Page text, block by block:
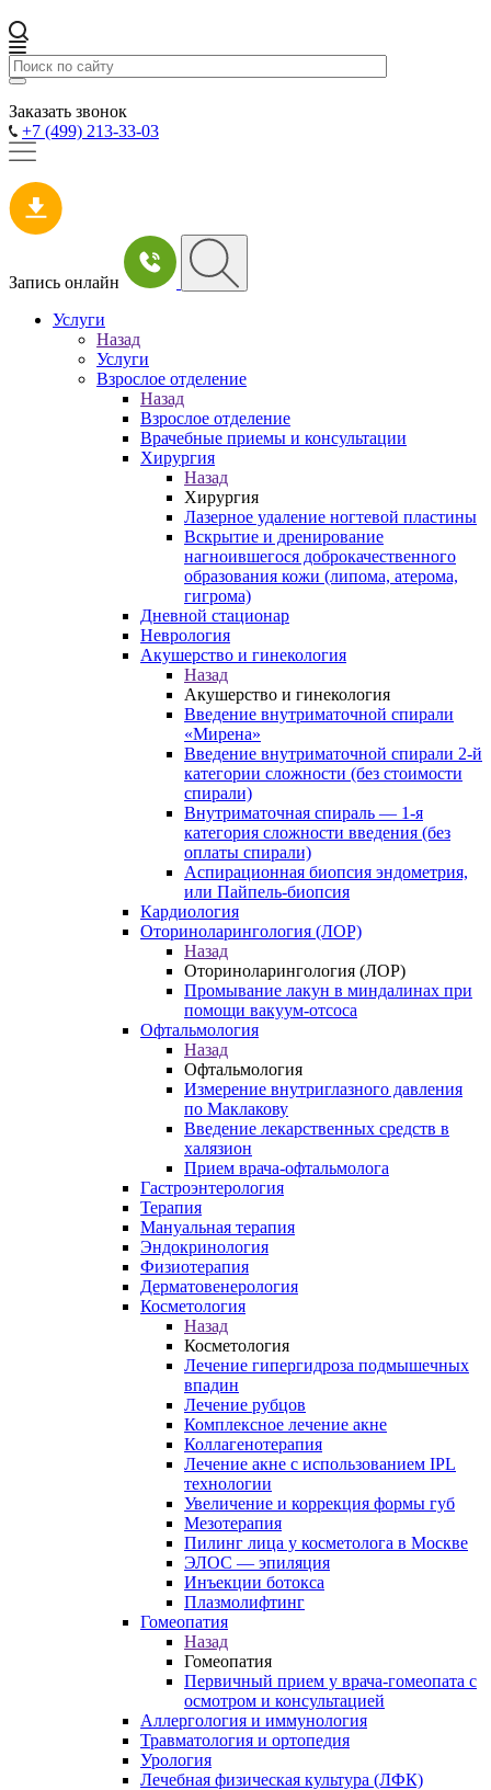
Заказать звонок
+7 (499) 213-33-03
Запись онлайн
Услуги
Назад
Услуги
Взрослое отделение
Назад
Взрослое отделение
Врачебные приемы и консультации
Хирургия
Назад
Хирургия
Лазерное удаление ногтевой пластины
Вскрытие и дренирование
нагноившегося доброкачественного
образования кожи (липома, атерома,
гигрома)
Дневной стационар
Неврология
Акушерство и гинекология
Назад
Акушерство и гинекология
Введение внутриматочной спирали
«Мирена»
Введение внутриматочной спирали 2-й
категории сложности (без стоимости
спирали)
Внутриматочная спираль — 1-я
категория сложности введения (без
оплаты спирали)
Аспирационная биопсия эндометрия,
или Пайпель-биопсия
Кардиология
Оториноларингология (ЛОР)
Назад
Оториноларингология (ЛОР)
Промывание лакун в миндалинах при
помощи вакуум-отсоса
Офтальмология
Назад
Офтальмология
Измерение внутриглазного давления
по Маклакову
Введение лекарственных средств в
халязион
Прием врача-офтальмолога
Гастроэнтерология
Терапия
Мануальная терапия
Эндокринология
Физиотерапия
Дерматовенерология
Косметология
Назад
Косметология
Лечение гипергидроза подмышечных
впадин
Лечение рубцов
Комплексное лечение акне
Коллагенотерапия
Лечение акне с использованием IPL
технологии
Увеличение и коррекция формы губ
Мезотерапия
Пилинг лица у косметолога в Москве
ЭЛОС — эпиляция
Инъекции ботокса
Плазмолифтинг
Гомеопатия
Назад
Гомеопатия
Первичный прием у врача-гомеопата с
осмотром и консультацией
Аллергология и иммунология
Травматология и ортопедия
Урология
Лечебная физическая культура (ЛФК)